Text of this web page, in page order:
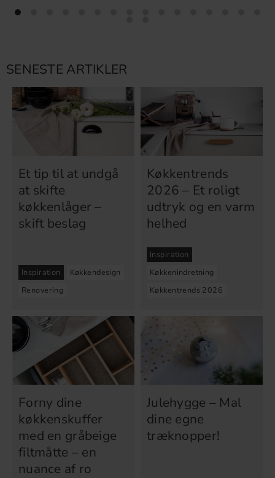
SENESTE ARTIKLER
Et tip til at undgå
at skifte
køkkenlåger –
skift beslag
Inspiration
Køkkendesign
Renovering
Køkkentrends
2026 – Et roligt
udtryk og en varm
helhed
Inspiration
Køkkenindretning
Køkkentrends 2026
Forny dine
køkkenskuffer
med en gråbeige
filtmåtte – en
nuance af ro
Julehygge – Mal
dine egne
træknopper!